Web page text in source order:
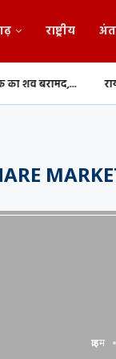
राष्ट्रीय
रायपुर:
क्राइम